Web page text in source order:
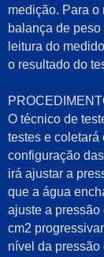
medição. Para o
balança de
leitura do
o resultado do
O técnico de
testes e coletará
configuração
irá ajustar a
que a água
ajuste a pressão
cm2
nível da pressão